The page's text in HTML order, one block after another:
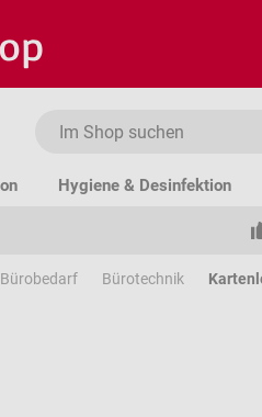
Hygiene & Desinfektion
Bürobedarf Bürotechnik